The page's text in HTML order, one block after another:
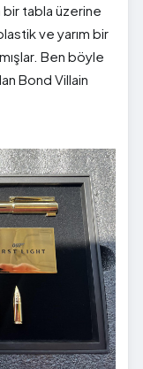
tabla üzerine
ve yarım bir
Ben böyle
Bond Villain